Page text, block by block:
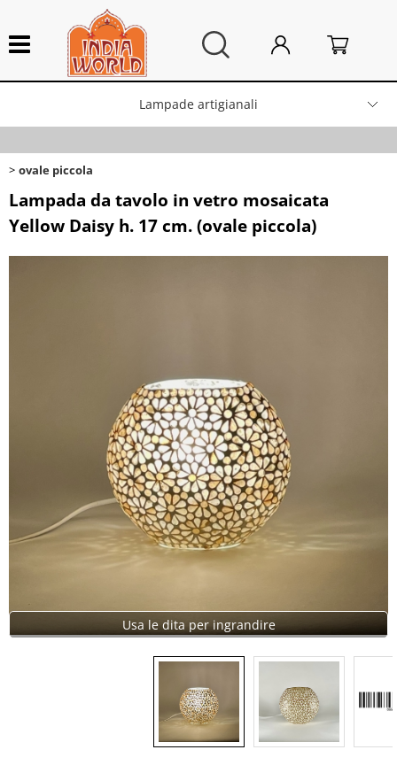
Categoria: Lampade artigianali>ovale piccola
Lampade artigianali
Integratori alimentari
Arredo Casa
ovale piccola
Lampada da tavolo in vetro mosaicata
Yellow Daisy h. 17 cm. (ovale piccola)
Usa le dita per ingrandire